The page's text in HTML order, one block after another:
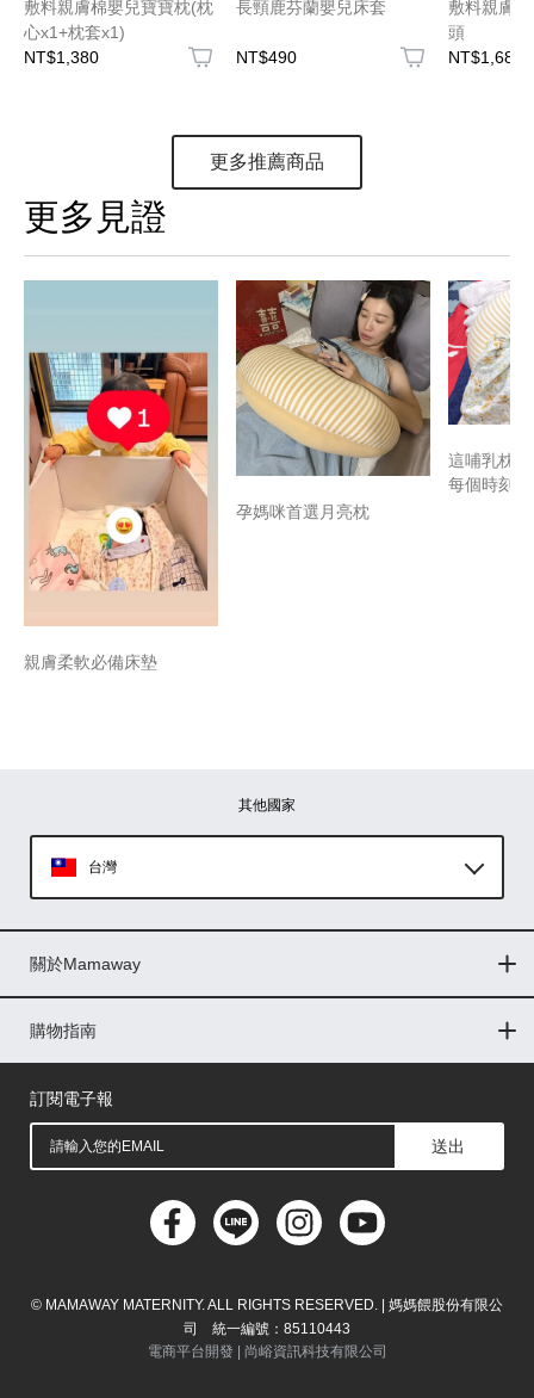
敷料親膚棉嬰兒寶寶枕(枕
心x1+枕套x1)
NT$1,380
長頸鹿芬蘭嬰兒床套
NT$490
敷料親膚
頭
NT$1,680
更多推薦商品
更多見證
親膚柔軟必備床墊
孕媽咪首選月亮枕
這哺乳枕
每個時刻~
其他國家
台灣
印尼
菲律賓
馬來西亞
關於Mamaway
門市據點
最新消息
品牌故事
人力招募
媒體花絮
隱私權聲明
CSR企業社會責任
購物指南
購物常見問題
退換貨問題
儲值金使用條款
購買儲值金
發票問題
會員權益
線上留言
吸乳器-免費體驗
訂閱電子報
送出
© MAMAWAY MATERNITY. ALL RIGHTS RESERVED. | 媽媽餵股份有限公
司 統一編號：85110443
電商平台開發 |
尚峪資訊科技有限公司